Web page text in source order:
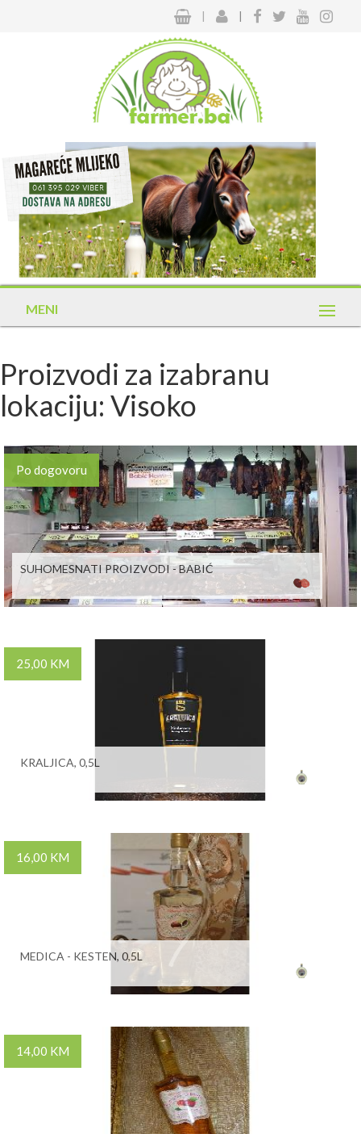
| |
MENI
Proizvodi za izabranu
lokaciju: Visoko
Po dogovoru
SUHOMESNATI PROIZVODI - BABIĆ
25,00 KM
KRALJICA, 0,5L
16,00 KM
MEDICA - KESTEN, 0,5L
14,00 KM